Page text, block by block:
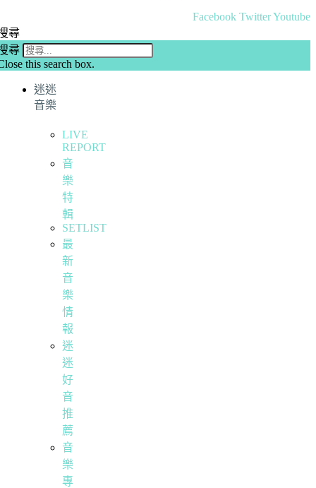
Facebook TwitterYoutube
尋
尋
this search box.
迷迷
音樂
LIVE
REPORT
音
樂
特
輯
SETLIST
最
新
音
樂
情
報
迷
迷
好
音
推
薦
音
樂
專